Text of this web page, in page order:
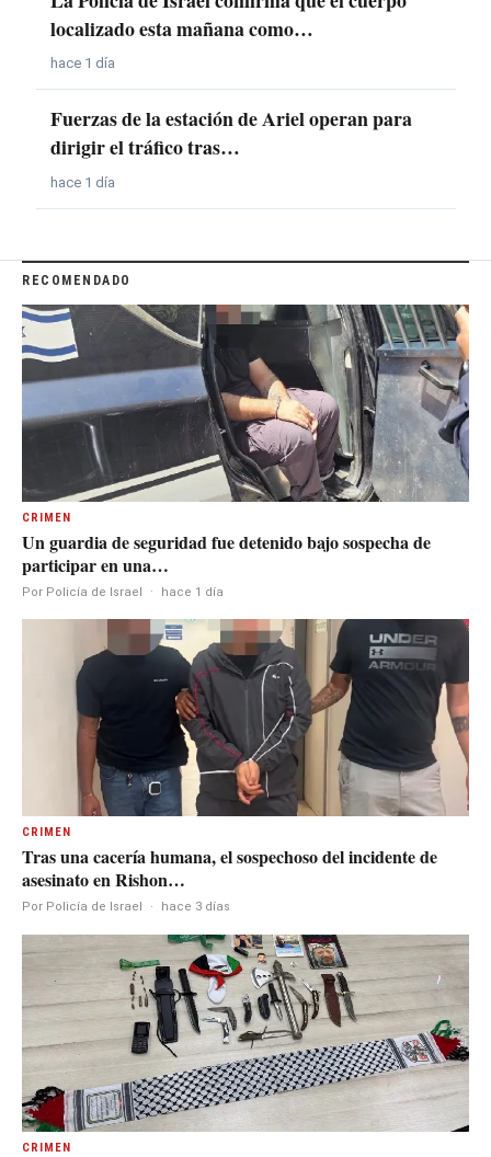
localizado esta mañana como…
hace 1 día
Fuerzas de la estación de Ariel operan para
dirigir el tráfico tras…
hace 1 día
RECOMENDADO
CRIMEN
Un guardia de seguridad fue detenido bajo sospecha de
participar en una…
Por Policía de Israel · hace 1 día
CRIMEN
Tras una cacería humana, el sospechoso del incidente de
asesinato en Rishon…
Por Policía de Israel · hace 3 días
CRIMEN